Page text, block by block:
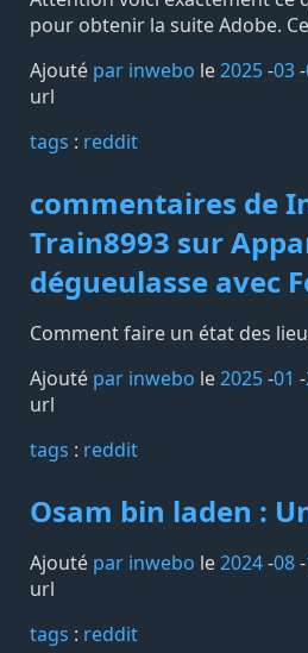
pour obtenir la suite Adobe.
Ajouté par inwebo le2025-03-
url
tags️ : reddit
commentaires de
Train8993 sur
dégueulasse avec
Comment faire un état des
Ajouté par inwebo le2025-01 -
url
tags️ : reddit
Osam bin laden :
Ajouté par inwebo le2024-08-
url
tags️ : reddit